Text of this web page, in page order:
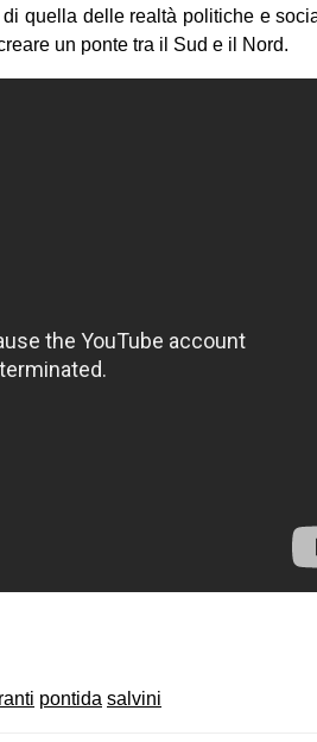
quella delle realtà politiche e
un ponte tra il Sud e il Nord.
pontida salvini